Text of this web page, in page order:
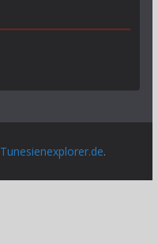
Tunesienexplorer.de.